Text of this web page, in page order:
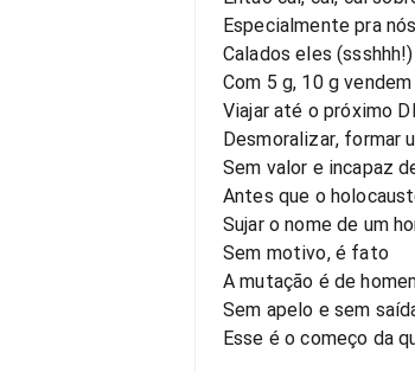
Especialmente pra nós
Calados eles
Com 5 g, 10 g
Viajar até o próximo
Desmoralizar, formar
Sem valor e incapaz
Antes que o
Sujar o nome de um
Sem motivo, é fato
A mutação é de
Sem apelo e sem
Esse é o começo da